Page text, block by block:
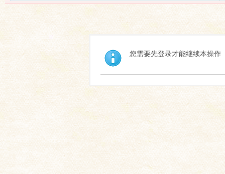
您需要先登录才能继续本操作